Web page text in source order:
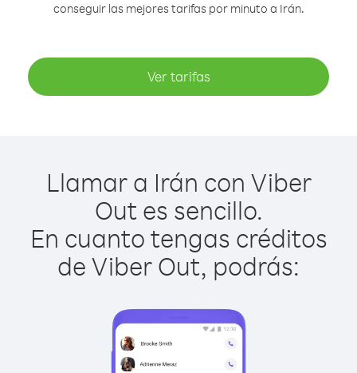
conseguir las mejores tarifas por minuto a Irán.
Ver tarifas
Llamar a Irán con Viber
Out es sencillo.
En cuanto tengas créditos
de Viber Out, podrás: